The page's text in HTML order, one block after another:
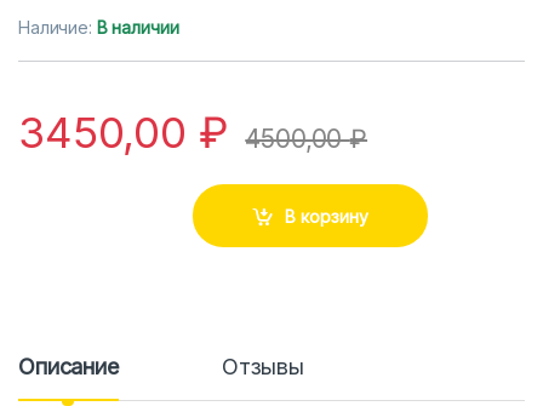
Наличие: В наличии
3450,00 ₽ 4500,00₽
В корзину
Описание Отзывы